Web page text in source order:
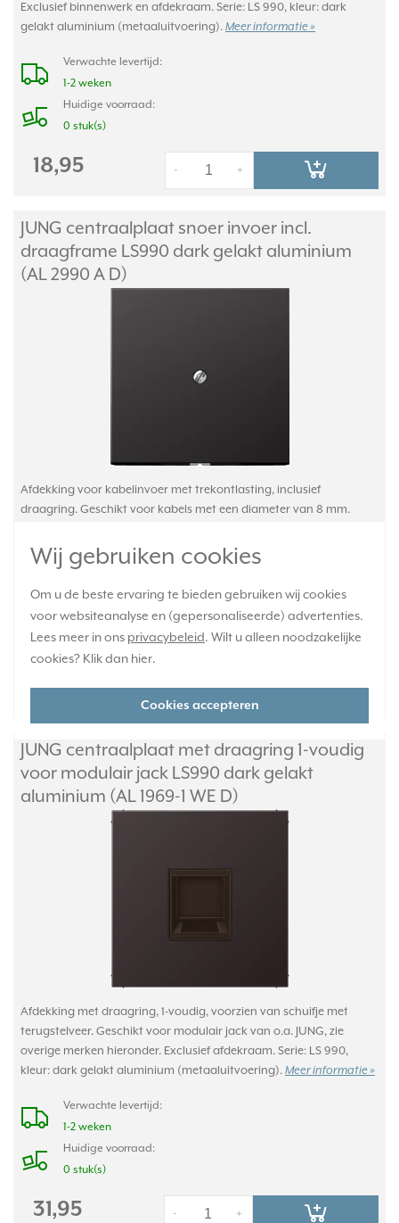
Wij gebruiken cookies
Om u de beste ervaring te bieden gebruiken wij cookies
voor websiteanalyse en (gepersonaliseerde) advertenties.
Lees meer in ons privacybeleid. Wilt u alleen noodzakelijke
cookies? Klik dan hier.
Cookies accepteren
Exclusief binnenwerk en afdekraam. Serie: LS 990, kleur: dark
gelakt aluminium (metaaluitvoering). Meer informatie »
Verwachte levertijd:
1-2 weken
Huidige voorraad:
0 stuk(s)
18,95 +
-
JUNG centraalplaat snoer invoer incl.
draagframe LS990 dark gelakt aluminium
(AL 2990 A D)
Afdekking voor kabelinvoer met trekontlasting, inclusief
draagring. Geschikt voor kabels met een diameter van 8 mm.
(metaaluitvoering).Meer informatie »
Huidige voorraad:
29,95 +
-
JUNG centraalplaat met draagring 1-voudig
voor modulair jack LS990 dark gelakt
aluminium (AL 1969-1 WE D)
Afdekking met draagring, 1-voudig, voorzien van schuifje met
terugstelveer. Geschikt voor modulair jack van o.a. JUNG, zie
overige merken hieronder. Exclusief afdekraam. Serie: LS 990,
kleur: dark gelakt aluminium (metaaluitvoering). Meer informatie »
Verwachte levertijd:
1-2 weken
Huidige voorraad:
0 stuk(s)
31,95 +
-